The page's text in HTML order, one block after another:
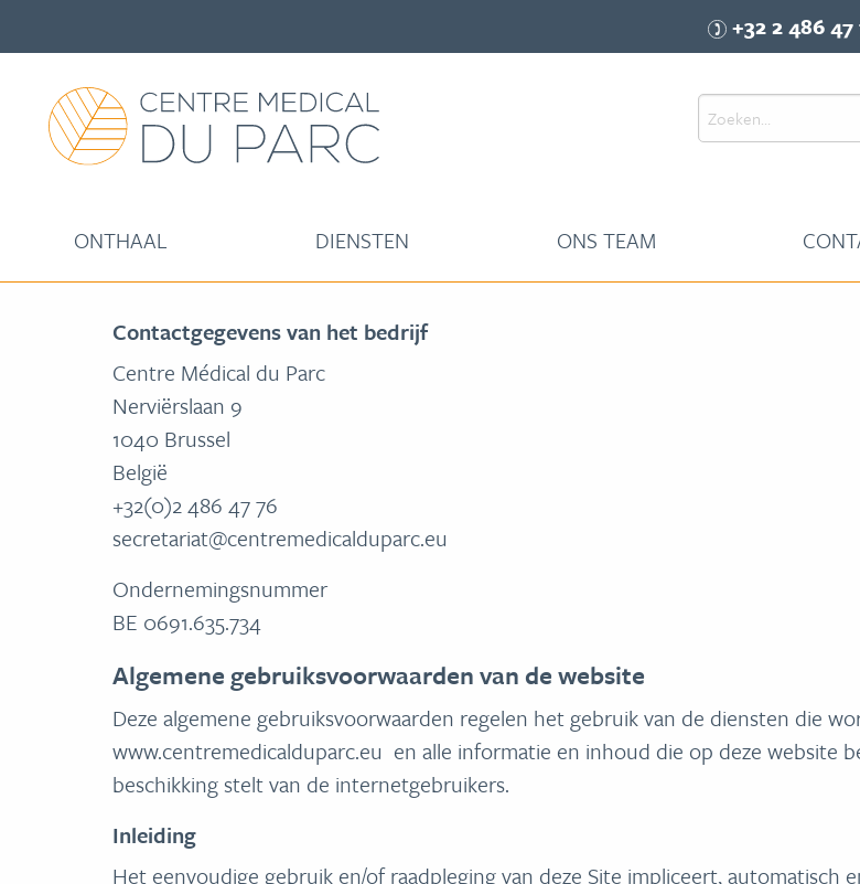
+32 2 486 47
ONTHAAL DIENSTEN ONS TEAM
Contactgegevens van het bedrijf
Centre Médical du Parc
Nerviërslaan 9
1040 Brussel
België
+32(0)2 486 47 76
secretariat@centremedicalduparc.eu
Ondernemingsnummer
BE 0691.635.734
Algemene gebruiksvoorwaarden van de website
Deze algemene gebruiksvoorwaarden regelen het gebruik van de diensten die
www.centremedicalduparc.eu en alle informatie en inhoud die op deze website
beschikking stelt van de internetgebruikers.
Inleiding
Het eenvoudige gebruik en/of raadpleging van deze Site impliceert, automatisch